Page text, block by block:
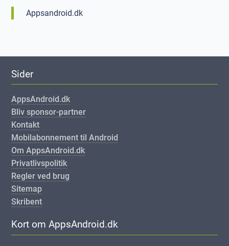
Appsandroid.dk
Sider
AppsAndroid.dk
Bliv sponsor-partner
Kontakt
Mobilabonnement til Android
Om AppsAndroid.dk
Privatlivspolitik
Regler ved brug
Sitemap
Skribent
Kort om AppsAndroid.dk